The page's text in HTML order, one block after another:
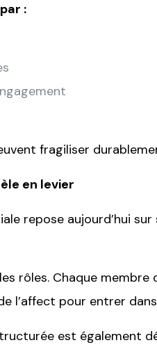
:
fragiliser
en levier
repose aujourd’hui
rôles. Chaque
l’affect pour entrer
est également